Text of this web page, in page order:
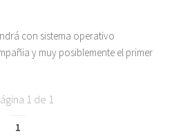
con sistema operativo
y muy posiblemente el primer
1 de 1
1